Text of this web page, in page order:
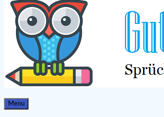
Gutscheinspruch.de
Gutscheinsprüche & Gutscheinvorlagen finden
Menu